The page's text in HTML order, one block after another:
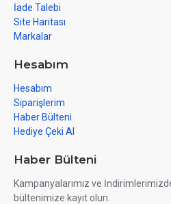
İade Talebi
Site Haritası
Markalar
Hesabım
Hesabım
Siparişlerim
Haber Bülteni
Hediye Çeki Al
Haber Bülteni
Kampanyalarımız ve
bültenimize kayıt olun.